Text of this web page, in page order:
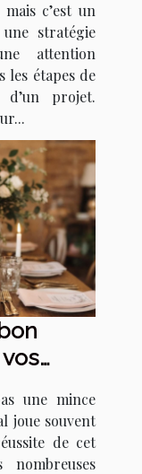
c’est un
stratégie
attention
étapes de
projet.
une mince
joue souvent
de cet